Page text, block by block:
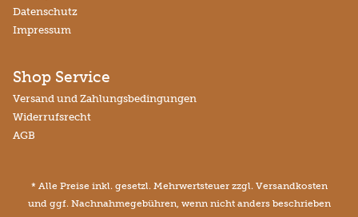
Datenschutz
Impressum
Shop Service
Versand und Zahlungsbedingungen
Widerrufsrecht
AGB
* Alle Preise inkl. gesetzl. Mehrwertsteuer zzgl. Versandkosten
und ggf. Nachnahmegebühren, wenn nicht anders beschrieben